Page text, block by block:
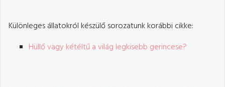
Különleges állatokról készülő sorozatunk korábbi cikke:
Hüllő vagy kétéltű a világ legkisebb gerincese?